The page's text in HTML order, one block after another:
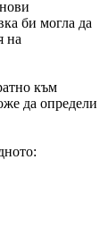
би могла да
на
към
да определи